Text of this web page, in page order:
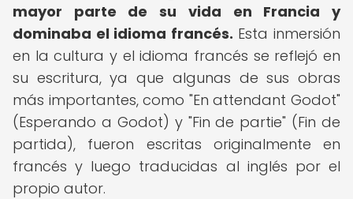
mayor parte de su vida en Francia y
dominaba el idioma francés. Esta inmersión
en la cultura y el idioma francés se reflejó en
su escritura, ya que algunas de sus obras
más importantes, como "En attendant Godot"
(Esperando a Godot) y "Fin de partie" (Fin de
partida), fueron escritas originalmente en
francés y luego traducidas al inglés por el
propio autor.